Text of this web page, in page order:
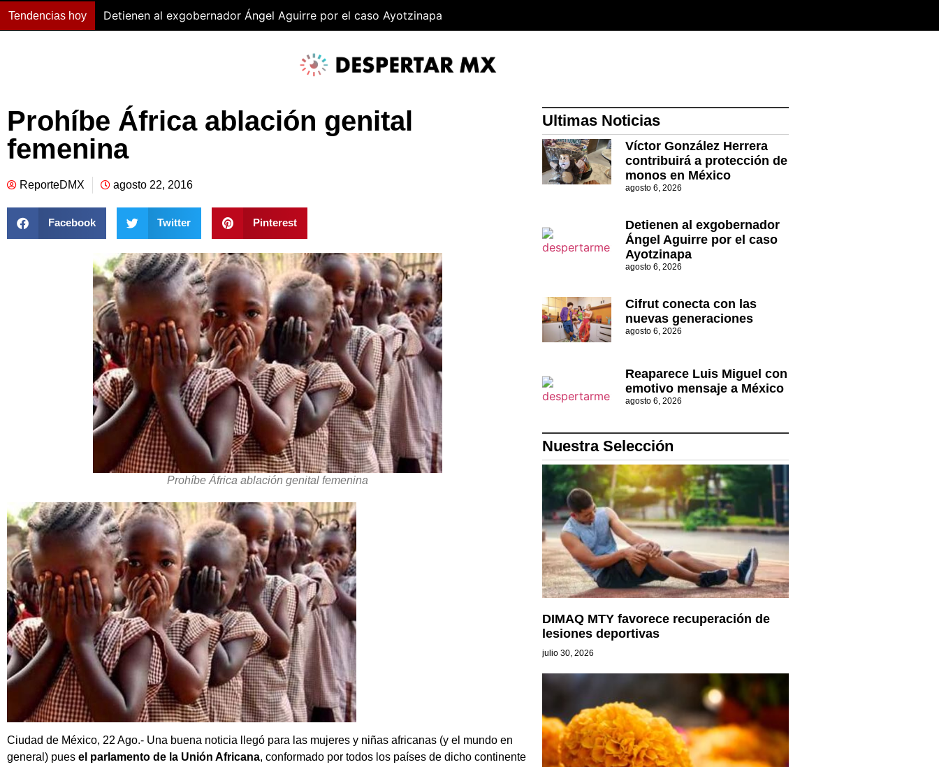
Tendencias hoy Detienen al exgobernador Ángel Aguirre por el caso Ayotzinapa
Prohíbe África ablación genital
femenina
ReporteDMX agosto 22, 2016
Facebook Twitter Pinterest
Prohíbe África ablación genital femenina
Ciudad de México, 22 Ago.- Una buena noticia llegó para las mujeres y niñas africanas (y el mundo en
general) pues el parlamento de la Unión Africana, conformado por todos los países de dicho continente
Ultimas Noticias
Víctor González Herrera
contribuirá a protección de
monos en México
agosto 6, 2026
Detienen al exgobernador
Ángel Aguirre por el caso
Ayotzinapa
agosto 6, 2026
Cifrut conecta con las
nuevas generaciones
agosto 6, 2026
Reaparece Luis Miguel con
emotivo mensaje a México
agosto 6, 2026
Nuestra Selección
DIMAQ MTY favorece recuperación de
lesiones deportivas
julio 30, 2026